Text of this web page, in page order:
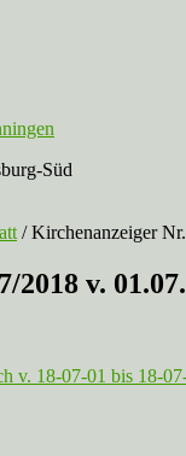
Süd
/Kirchenanzeiger
v.
v. 18-07-01 bis 18-